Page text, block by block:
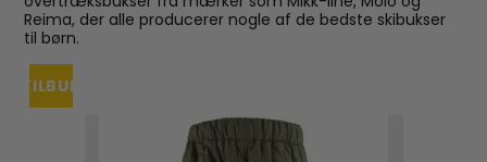
Reima, der alle producerer nogle af de bedste skibukser
til børn.
TILBUDUDSOLGT